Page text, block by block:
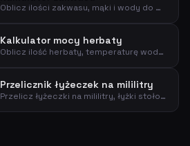
Oblicz ilości zakwasu, mąki i wody do chleba na zakwasie
Kalkulator mocy herbaty
Oblicz ilość herbaty, temperaturę wody i czas parzenia na podstawie typu i liczby filiżanek
Przelicznik łyżeczek na mililitry
Przelicz łyżeczki na mililitry, łyżki stołowe i decylitry